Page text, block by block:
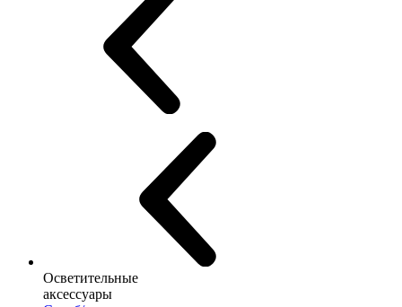
Осветительные
аксессуары